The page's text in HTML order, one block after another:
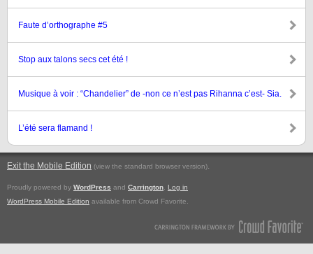
Faute d’orthographe #5
Stop aux talons secs cet été !
Musique à voir : “Chandelier” de -non ce n’est pas Rihanna c’est- Sia.
L’été sera flamand !
Exit the Mobile Edition (view the standard browser version).
Proudly powered by WordPress and Carrington
Log in
WordPress Mobile Edition available from Crowd Favorite.